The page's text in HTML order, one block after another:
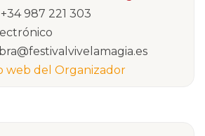
+34 987 221 303
web del Organizador